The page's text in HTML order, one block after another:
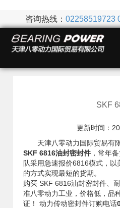
咨询热线： 02258519723
SKF
更新时间：
天津八零动力国际贸易有
SKF 6816油封密封件 ，常年
队采用急速报价6816模式，以
的方式实现最短的货期。
购买 SKF 6816油封密封件、
准八零动力工业，价格低，品
证！ 动力传动密封件订购电话